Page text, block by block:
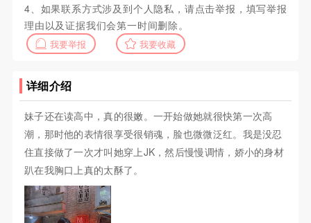
4、如果联系方式涉及到个人隐私，请点击举报，填写举报
理由以及证据我们会第一时间删除。
我要举报 我要收藏
详细介绍
妹子还在读高中，真的很嫩。一开始做她就很快第一次高
潮，那时他的表情很享受很销魂，脸也微微泛红。我是没忍
住直接做了一次才叫她穿上JK，然后慢慢调情，娇小的身材
趴在我胸口上真的太酥了。